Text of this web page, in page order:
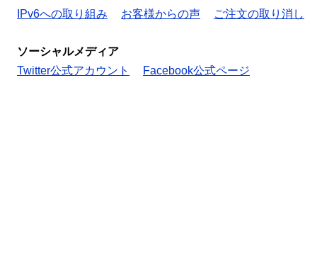
IPv6への取り組み
お客様からの声 ご注文の取り消し
ソーシャルメディア
Twitter公式アカウント
Facebook公式ページ